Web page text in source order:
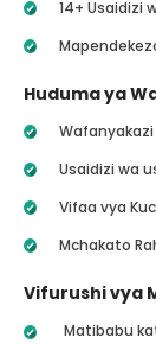
14+ Usaidizi
Huduma ya
Usaidizi wa
Vifaa vya
Mchakato
Vifurushi vya
Matibabu